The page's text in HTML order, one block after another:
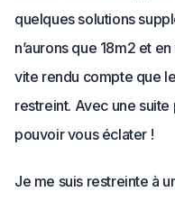
quelques solutions
n’aurons que 18m2 et
vite rendu compte que
restreint. Avec une
pouvoir vous éclater !
Je me suis restreinte à